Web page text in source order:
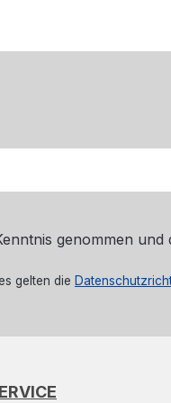
genommen und
gelten die